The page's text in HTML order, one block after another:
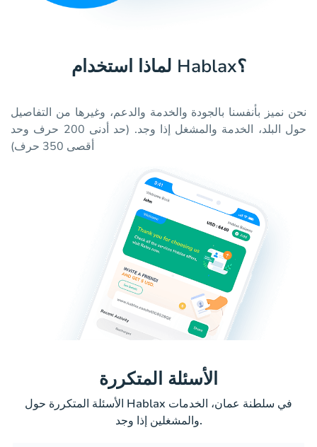
لماذا استخدام Hablax؟
نحن نميز بأنفسنا بالجودة والخدمة والدعم، وغيرها من التفاصيل
حول البلد، الخدمة والمشغل إذا وجد. (حد أدنى 200 حرف وحد
أقصى 350 حرف)
الأسئلة المتكررة
الأسئلة المتكررة حول Hablax في سلطنة عمان، الخدمات
والمشغلين إذا وجد.